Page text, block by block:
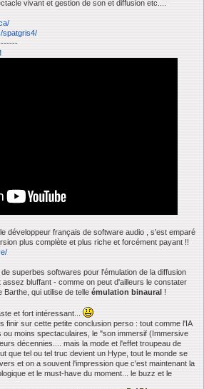
vivant et gestion de son et diffusion etc....
spatgris4/
développeur français de software audio , s'est emparé
plus complète et plus riche et forcément payant !!
superbes softwares pour l'émulation de la diffusion
bluffant - comme on peut d'ailleurs le constater
Barthe, qui utilise de telle émulation binaural !
et fort intéressant...
finir sur cette petite conclusion perso : tout comme l'IA
ou moins spectaculaires, le "son immersif (Immersive
décennies.... mais la mode et l'effet troupeau de
que tel ou tel truc devient un Hype, tout le monde se
et on a souvent l'impression que c'est maintenant la
et le must-have du moment... le buzz et le